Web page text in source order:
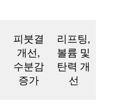
피붓결
개선,
수분감
증가
리프팅,
볼륨 및
탄력 개
선